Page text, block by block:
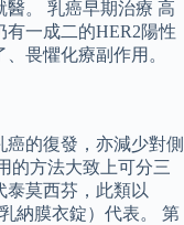
醫。 乳癌早期治療 高
一成二的HER2陽性
畏懼化療副作用。
癌的復發，亦減少對側
的方法大致上可分三
泰莫西芬，此類以
納膜衣錠）代表。 第